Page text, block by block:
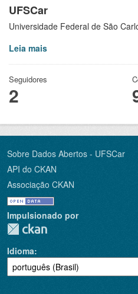
UFSCar
Universidade Federal de São
Leia mais
Seguidores
2
Sobre Dados Abertos - UFSCar
API do CKAN
Associação CKAN
Impulsionado por
Idioma